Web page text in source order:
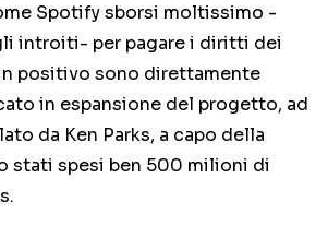
Spotify sborsi moltissimo -
introiti- per pagare i diritti dei
positivo sono direttamente
in espansione del progetto, ad
da Ken Parks, a capo della
stati spesi ben 500 milioni di